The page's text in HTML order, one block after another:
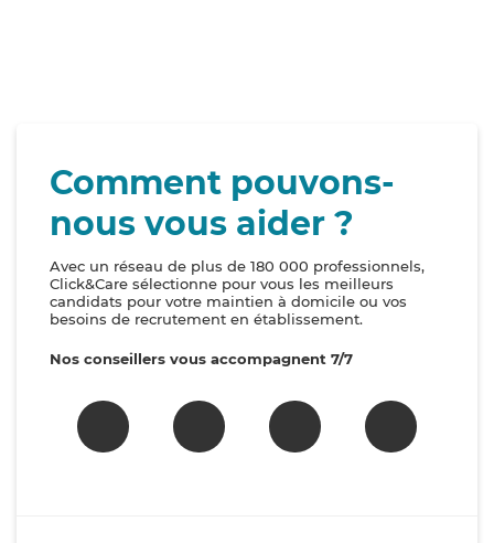
Comment pouvons-
nous vous aider ?
Avec un réseau de plus de 180 000 professionnels,
Click&Care sélectionne pour vous les meilleurs
candidats pour votre maintien à domicile ou vos
besoins de recrutement en établissement.
Nos conseillers vous accompagnent 7/7